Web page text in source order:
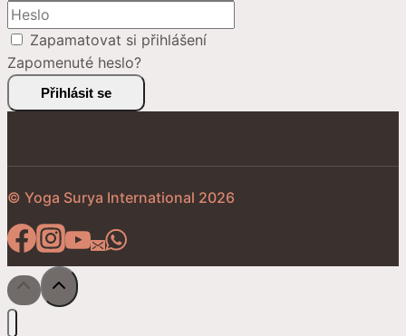
Zapamatovat si přihlášení
Zapomenuté heslo?
Přihlásit se
© Yoga Surya International 2026